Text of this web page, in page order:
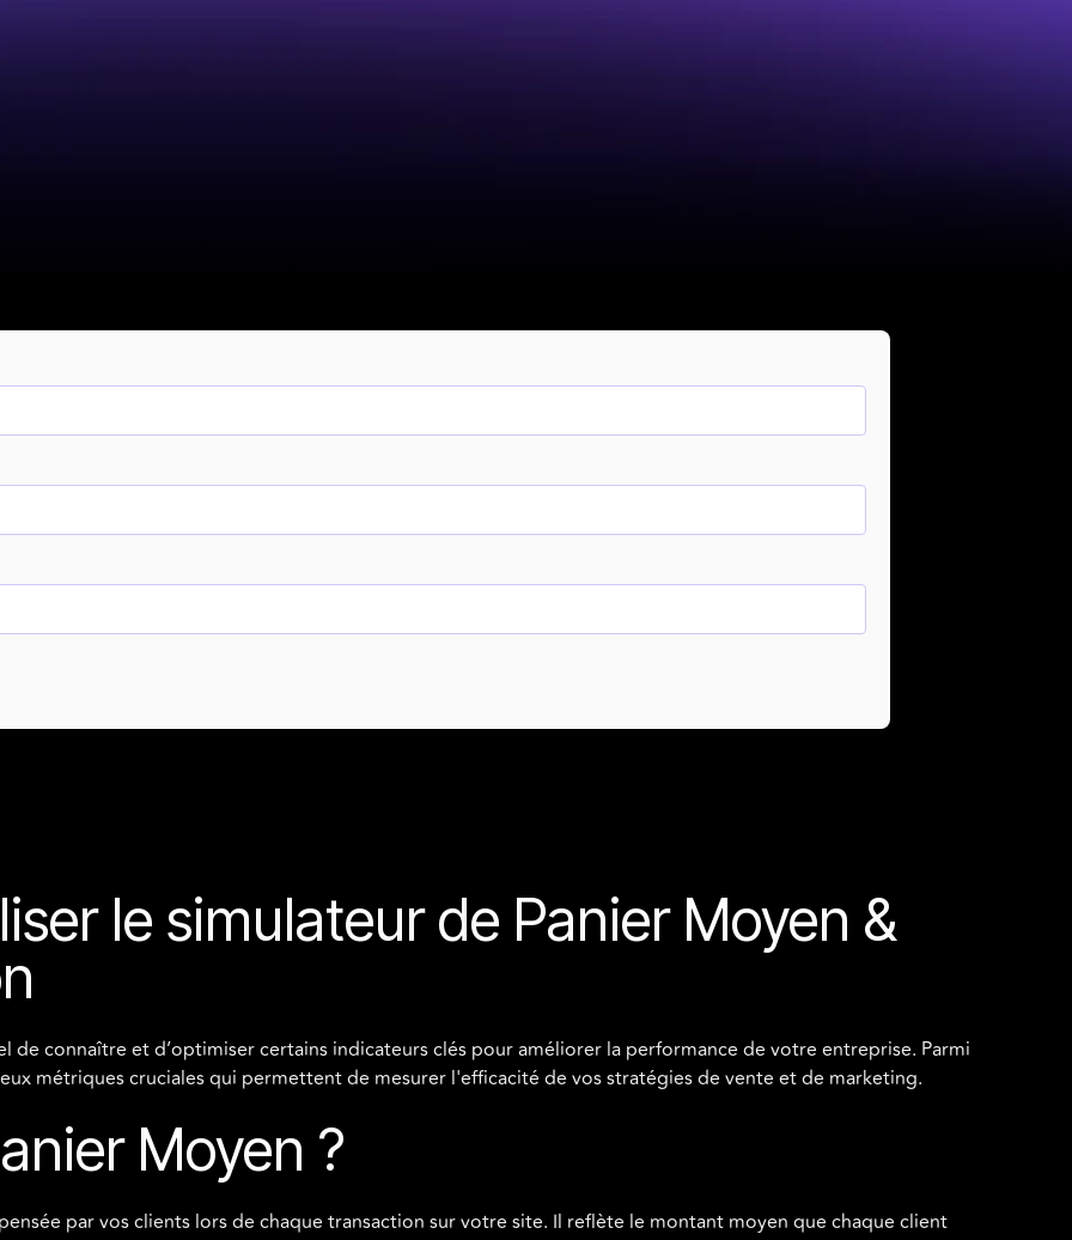
le simulateur de Panier Moyen &
de connaître et d’optimiser certains indicateurs clés pour améliorer la performance de votre entreprise. Parmi
métriques cruciales qui permettent de mesurer l'efficacité de vos stratégies de vente et de marketing.
Moyen ?
par vos clients lors de chaque transaction sur votre site. Il reflète le montant moyen que chaque client